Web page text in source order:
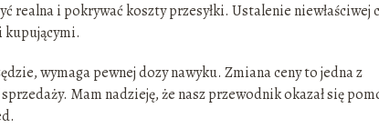
realna i pokrywać koszty przesyłki. Ustalenie niewłaściwej
kupującymi.
wymaga pewnej dozy nawyku. Zmiana ceny to jedna z
Mam nadzieję, że nasz przewodnik okazał się